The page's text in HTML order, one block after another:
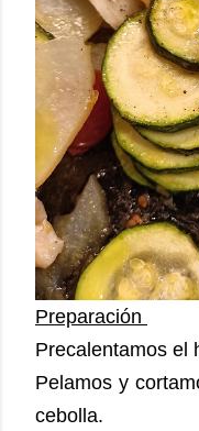
Preparación
Precalentamos el
Pelamos y
cebolla.